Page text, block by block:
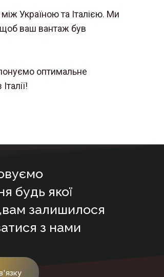
Україною та Італією. Ми
ваш вантаж був
оптимальне
будь якої
залишилося
з нами